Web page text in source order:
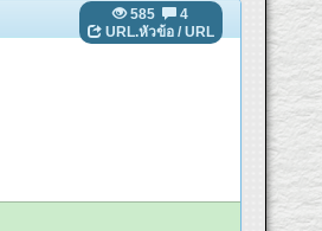
585
4
URL.หัวข้อ/ URL